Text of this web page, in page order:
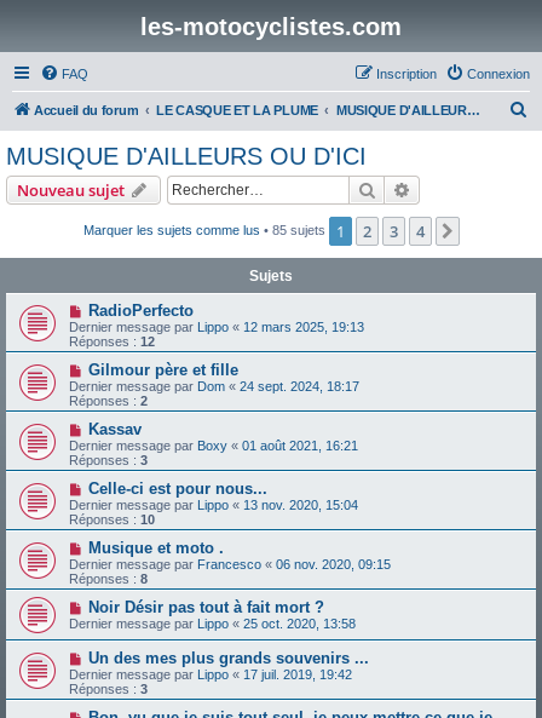
les-motocyclistes.com
FAQ Connexion
Inscription
Accueil du forum LE CASQUE ET LA PLUME MUSIQUE D'AILLEURS OU D'ICI
MUSIQUE D'AILLEURS OU D'ICI
Nouveau sujet Rechercher
Marquer les sujets comme lus • 85 sujets 1 2 3 4
Sujets
RadioPerfecto
Dernier message par Lippo « 12 mars 2025, 19:13
Réponses : 12
Gilmour père et fille
Dernier message par Dom « 24 sept. 2024, 18:17
Réponses : 2
Kassav
Dernier message par Boxy « 01 août 2021, 16:21
Réponses : 3
Celle-ci est pour nous...
Dernier message par Lippo « 13 nov. 2020, 15:04
Réponses : 10
Musique et moto .
Dernier message par Francesco « 06 nov. 2020, 09:15
Réponses : 8
Noir Désir pas tout à fait mort ?
Dernier message par Lippo « 25 oct. 2020, 13:58
Un des mes plus grands souvenirs ...
Dernier message par Lippo « 17 juil. 2019, 19:42
Réponses : 3